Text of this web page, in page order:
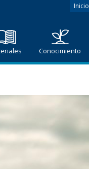
Inicio
Conocimiento